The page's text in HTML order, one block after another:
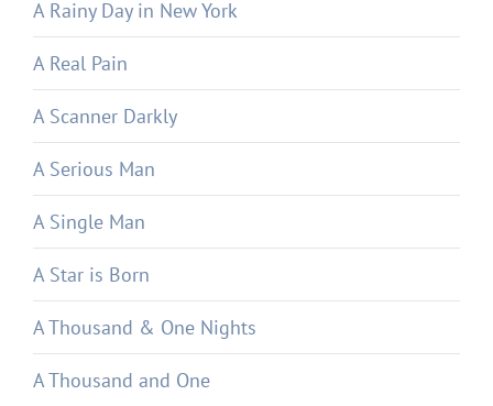
A Rainy Day in New York
A Real Pain
A Scanner Darkly
A Serious Man
A Single Man
A Star is Born
A Thousand & One Nights
A Thousand and One